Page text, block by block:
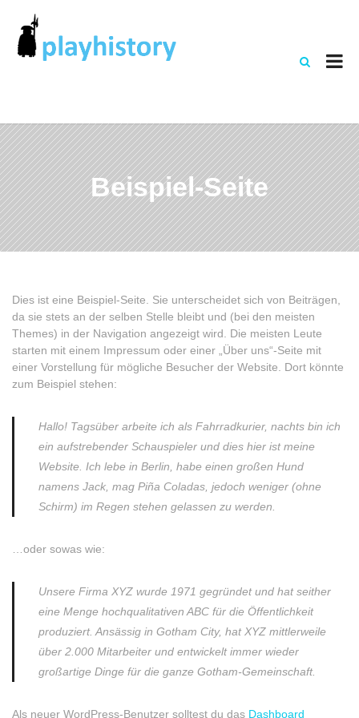
Beispiel-Seite
Dies ist eine Beispiel-Seite. Sie unterscheidet sich von Beiträgen,
da sie stets an der selben Stelle bleibt und (bei den meisten
Themes) in der Navigation angezeigt wird. Die meisten Leute
starten mit einem Impressum oder einer „Über uns“-Seite mit
einer Vorstellung für mögliche Besucher der Website. Dort könnte
zum Beispiel stehen:
Hallo! Tagsüber arbeite ich als Fahrradkurier, nachts bin ich
ein aufstrebender Schauspieler und dies hier ist meine
Website. Ich lebe in Berlin, habe einen großen Hund
namens Jack, mag Piña Coladas, jedoch weniger (ohne
Schirm) im Regen stehen gelassen zu werden.
…oder sowas wie:
Unsere Firma XYZ wurde 1971 gegründet und hat seither
eine Menge hochqualitativen ABC für die Öffentlichkeit
produziert. Ansässig in Gotham City, hat XYZ mittlerweile
über 2.000 Mitarbeiter und entwickelt immer wieder
großartige Dinge für die ganze Gotham-Gemeinschaft.
Als neuer WordPress-Benutzer solltest du das Dashboard